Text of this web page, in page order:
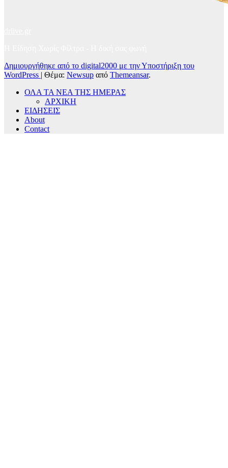
Δημιουργήθηκε από το digital2000 με την Υποστήριξη του
WordPress | Θέμα: Newsup από Themeansar.
ΟΛΑ ΤΑ ΝΕΑ ΤΗΣ ΗΜΕΡΑΣ
ΑΡΧΙΚΗ
ΕΙΔΗΣΕΙΣ
About
Contact